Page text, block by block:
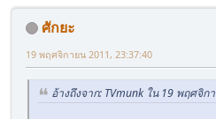
ศักยะ
19 พฤศจิกายน 2011, 23:37:40
อ้างถึงจาก: TVmunk ใน 19 พฤศจิก